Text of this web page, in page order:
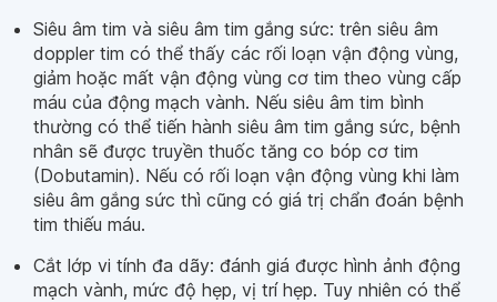
Siêu âm tim và siêu âm tim gắng sức: trên siêu âm
doppler tim có thể thấy các rối loạn vận động vùng,
giảm hoặc mất vận động vùng cơ tim theo vùng cấp
máu của động mạch vành. Nếu siêu âm tim bình
thường có thể tiến hành siêu âm tim gắng sức, bệnh
nhân sẽ được truyền thuốc tăng co bóp cơ tim
(Dobutamin). Nếu có rối loạn vận động vùng khi làm
siêu âm gắng sức thì cũng có giá trị chẩn đoán bệnh
tim thiếu máu.
Cắt lớp vi tính đa dãy: đánh giá được hình ảnh động
mạch vành, mức độ hẹp, vị trí hẹp. Tuy nhiên có thể